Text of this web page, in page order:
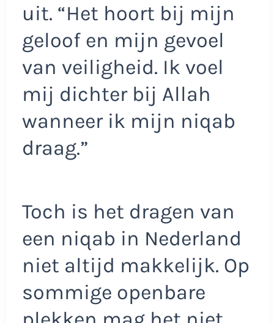
uit. “Het hoort bij mijn
geloof en mijn gevoel
van veiligheid. Ik voel
mij dichter bij Allah
wanneer ik mijn niqab
draag.”
Toch is het dragen van
een niqab in Nederland
niet altijd makkelijk. Op
sommige openbare